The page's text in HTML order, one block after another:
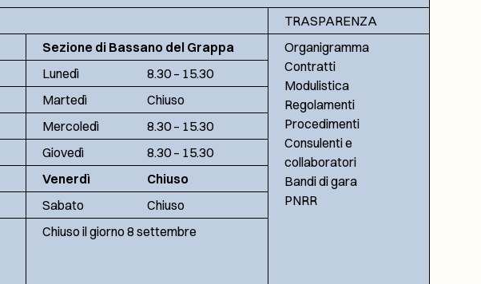
Sezione di Bassano del Grappa
Lunedì
8.30 – 15.30
Martedì
Chiuso
Mercoledì
8.30 – 15.30
Giovedì
8.30 – 15.30
Venerdì
Chiuso
Sabato
Chiuso
Chiuso il giorno 8 settembre
TRASPARENZA
Organigramma
Contratti
Modulistica
Regolamenti
Procedimenti
Consulenti e
collaboratori
Bandi di gara
PNRR